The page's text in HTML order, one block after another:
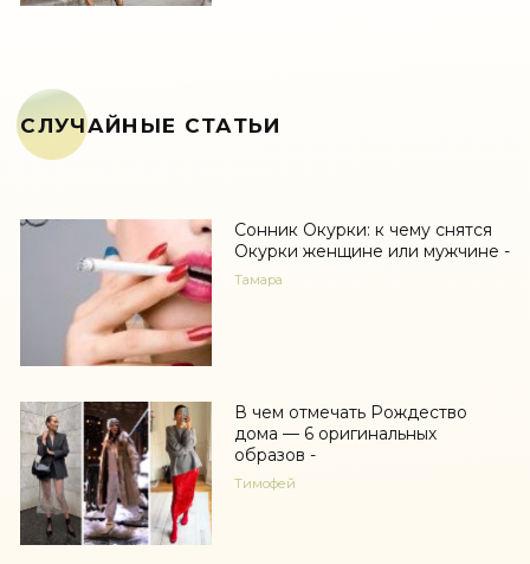
СЛУЧАЙНЫЕ СТАТЬИ
Сонник Окурки: к чему снятся
Окурки женщине или мужчине -
Тамара
В чем отмечать Рождество
дома — 6 оригинальных
образов -
Тимофей